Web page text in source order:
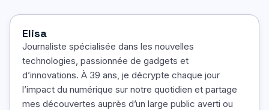
Elisa
Journaliste spécialisée dans les nouvelles
technologies, passionnée de gadgets et
d’innovations. À 39 ans, je décrypte chaque jour
l’impact du numérique sur notre quotidien et partage
mes découvertes auprès d’un large public averti ou